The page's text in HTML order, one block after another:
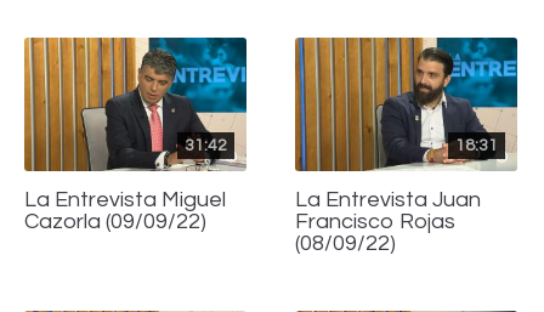
31:42
La Entrevista Miguel
Cazorla (09/09/22)
18:31
La Entrevista Juan
Francisco Rojas
(08/09/22)